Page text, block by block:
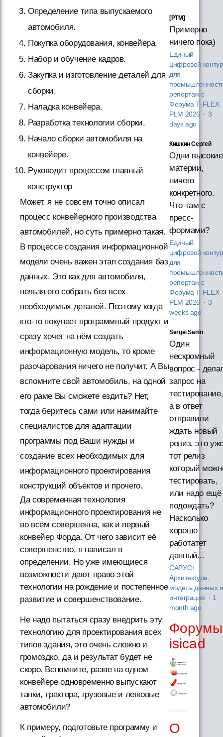
Определение типа выпускаемого
автомобиля.
Покупка оборудования, конвейера.
Набор и обучение кадров.
Закупка и изготовление деталей для
сборки.
Наладка конвейера.
Разработка технологии сборки.
Начало сборки автомобиля на
конвейере.
Руководит процессом главный
конструктор
Может, я не совсем точно описал
процесс конвейерного производства
автомобилей, но суть примерно такая.
В процессе создания информационной
модели очень важен этап создания баз
данных. Это как для автомобиля,
нельзя его собрать без всех
необходимых деталей. Поэтому когда
кто-то покупает программный продукт и
сразу хочет на нём создать
информационную модель, то кроме
разочарования ничего не получит. А Вы
вспомните свой автомобиль, на одной
его раме Вы сможете ездить? Нет,
тогда беритесь сами или нанимайте
специалистов для адаптации
программы под Ваши нужды и
создание всех необходимых для
информационного проектирования
конструкций объектов и прочего.
Да современная технология
информационного проектирования не
во всём совершенна, как и первый
конвейер Форда. От чего зависит её
совершенство, я написал в
определении. Но уже имеющиеся
возможности дают право этой
технологии на рождение и постепенное
развитие и совершенствование.
Не надо пытаться сразу внедрить эту
технологию для проектирования всех
типов здания, это очень сложно и
громоздко, да и результат будет не
скоро. Вспомните, разве на одном
конвейере одновременно выпускают
танки, трактора, грузовые и легковые
автомобили?
К примеру, подготовьте программу и
[PTM]
Примерно
ничего пока)
Единый
цифровой контур
для
репортаж с
Форума T‑FLEX
PLM 2026 · 3
days ago
Кишкин Сергей
Одни высокие
материи,
ничего
конкретного.
Что там с
пресс-
формами?
Единый
цифровой контур
для
репортаж с
Форума T‑FLEX
PLM 2026 · 3
weeks ago
Sergei Sanin
Один
нескромный
вопрос -
запрос на
тестирование,
а в ответ
отправили
ждать новый
релиз, это
тот релиз
который
тестировать,
или надо ещё
подождать?
Насколько
хорошо
работатет
данный...
САРУС+:
Архитектура,
модель данных и
интеграция · 1
month ago
Форумы
isicad
О